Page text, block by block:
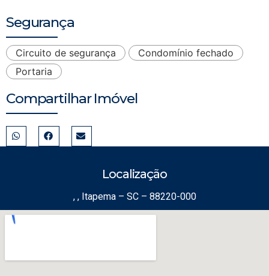
Segurança
Circuito de segurança
Condomínio fechado
Portaria
Compartilhar Imóvel
Localização
, , Itapema – SC – 88220-000